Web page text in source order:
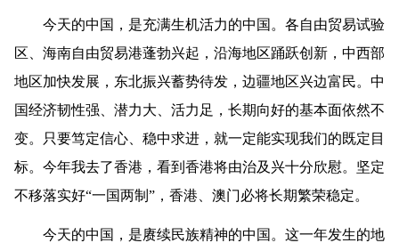
今天的中国，是充满生机活力的中国。各自由贸易试验
区、海南自由贸易港蓬勃兴起，沿海地区踊跃创新，中西部
地区加快发展，东北振兴蓄势待发，边疆地区兴边富民。中
国经济韧性强、潜力大、活力足，长期向好的基本面依然不
变。只要笃定信心、稳中求进，就一定能实现我们的既定目
标。今年我去了香港，看到香港将由治及兴十分欣慰。坚定
不移落实好“一国两制”，香港、澳门必将长期繁荣稳定。
今天的中国，是赓续民族精神的中国。这一年发生的地